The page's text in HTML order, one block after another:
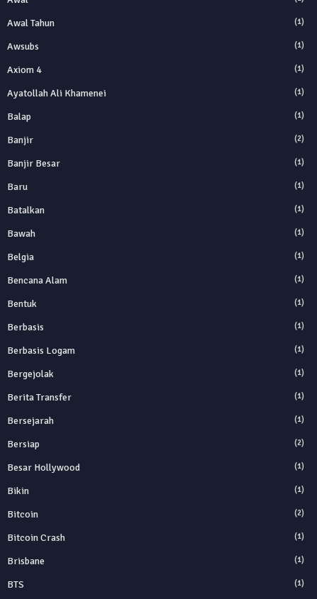
Awal Tahun (1)
Awsubs (1)
Axiom 4 (1)
Ayatollah Ali Khamenei (1)
Balap (1)
Banjir (2)
Banjir Besar (1)
Baru (1)
Batalkan (1)
Bawah (1)
Belgia (1)
Bencana Alam (1)
Bentuk (1)
Berbasis (1)
Berbasis Logam (1)
Bergejolak (1)
Berita Transfer (1)
Bersejarah (1)
Bersiap (2)
Besar Hollywood (1)
Bikin (1)
Bitcoin (2)
Bitcoin Crash (1)
Brisbane (1)
BTS (1)